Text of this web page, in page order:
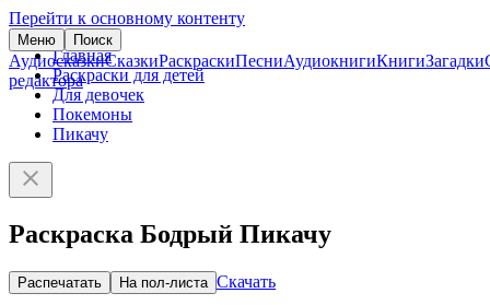
Перейти к основному контенту
Меню Поиск
АудиосказкиСказкиРаскраскиПесниАудиокнигиКнигиЗагадки
редактора
Главная
Раскраски для детей
Для девочек
Покемоны
Пикачу
Раскраска Бодрый Пикачу
Распечатать На пол-листа Скачать